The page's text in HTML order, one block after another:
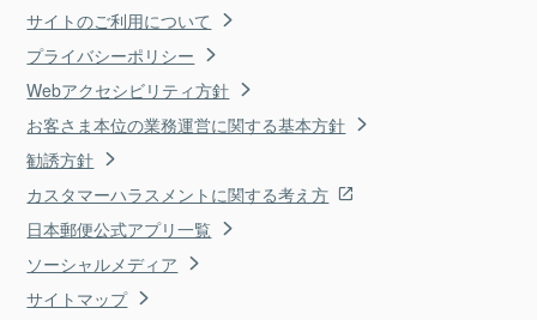
サイトのご利用について
プライバシーポリシー
Webアクセシビリティ方針
お客さま本位の業務運営に関する基本方針
勧誘方針
カスタマーハラスメントに関する考え方
日本郵便公式アプリ一覧
ソーシャルメディア
サイトマップ